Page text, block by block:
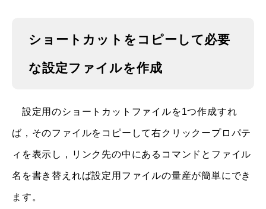
ショートカットをコピーして必要
な設定ファイルを作成
設定用のショートカットファイルを1つ作成すれ
ば，そのファイルをコピーして右クリックープロパテ
ィを表示し，リンク先の中にあるコマンドとファイル
名を書き替えれば設定用ファイルの量産が簡単にでき
ます。